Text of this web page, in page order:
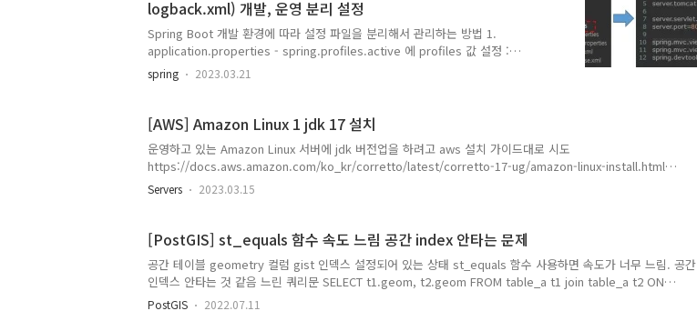
logback.xml) 개발, 운영 분리 설정
Spring Boot 개발 환경에 따라 설정 파일을 분리해서 관리하는 방법 1.
application.properties - spring.profiles.active 에 profiles 값 설정 :
dev(개발), release(운영) 으로 분리함 - 개발, 운영 환경에서 공통적으로 사용
하는 설정은 application.properties 파일에 작성. 2. application-
파일을 설정 파일로 인식 - 개발 환경에서 사용하는 설정 application-
dev.properties 파일에 작성 3. application-release.properties -
spring.profiles.activ..
spring 2023.03.21
[AWS] Amazon Linux 1 jdk 17 설치
운영하고 있는 Amazon Linux 서버에 jdk 버전업을 하려고 aws 설치 가이드대로 시도
https://docs.aws.amazon.com/ko_kr/corretto/latest/corretto-17-ug/amazon-linux-install.html
Amazon Corretto 17 Installation Instructions for Amazon Linux 2 and Amazon Linux 2022 - Amazon
Servers 2023.03.15
[PostGIS] st_equals 함수 속도 느림 공간 index 안타는 문제
공간 테이블 geometry 컬럼 gist 인덱스 설정되어 있는 상태 st_equals 함수 사용하면 속도가 너무 느림. 공간
인덱스 안타는 것 같음 느린 쿼리문 SELECT t1.geom, t2.geom FROM table_a t1 join table_a t2 ON
st_equals(t1.geom, t2.geom) 인덱스 타도록 쿼리문 수정 SELECT t1.geom, t2.geom FROM table_a t1
PostGIS 2022.07.11